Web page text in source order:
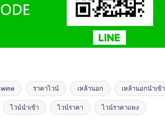
wine ราคาไวน์ เหล้านอก เหล้านอกนำเข้า
ไวน์นำเข้า ไวน์ราคา ไวน์ราคาแพง